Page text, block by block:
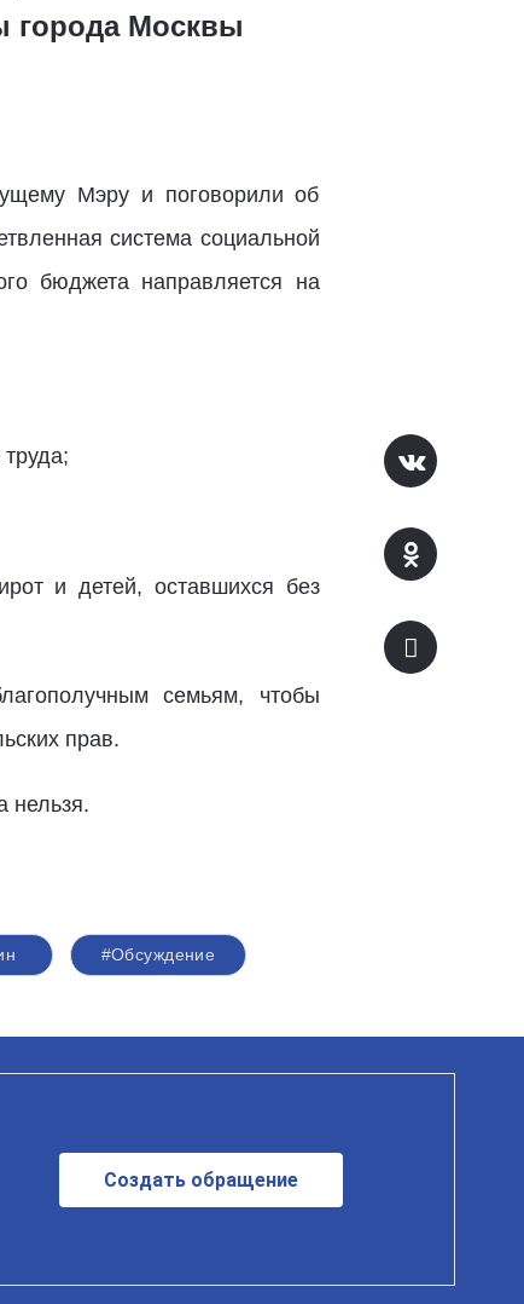
города Москвы
Мэру и поговорили об
система социальной
бюджета направляется на
и детей, оставшихся без
семьям, чтобы
прав.
нельзя.
#Обсуждение
Создать обращение